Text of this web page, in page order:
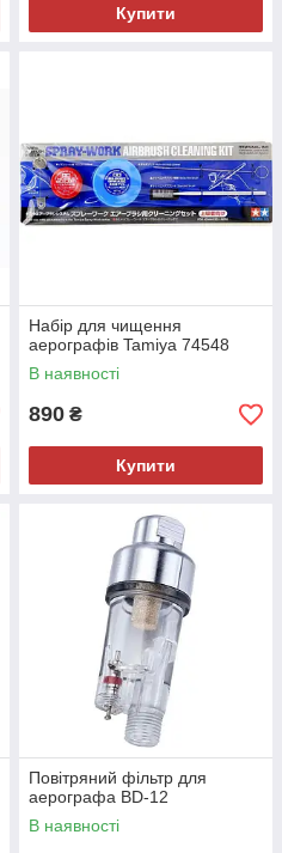
Купити
Набір для чищення
аерографів Tamiya 74548
В наявності
890 ₴
Купити
Повітряний фільтр для
аерографа BD-12
В наявності